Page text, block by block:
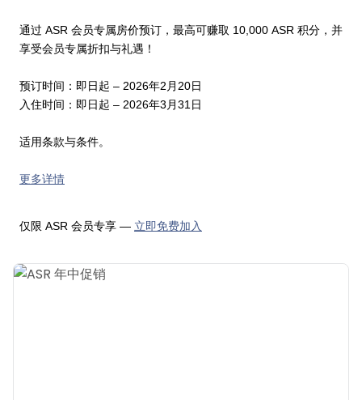
通过 ASR 会员专属房价预订，最高可赚取 10,000 ASR 积分，并
享受会员专属折扣与礼遇！
预订时间：即日起 – 2026年2月20日
入住时间：即日起 – 2026年3月31日
适用条款与条件。
更多详情
仅限 ASR 会员专享 — 立即免费加入